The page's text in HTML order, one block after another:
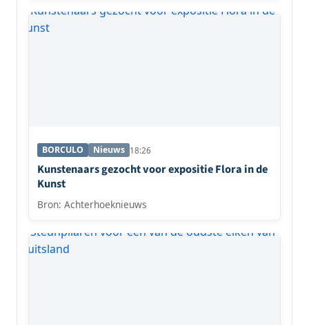
BORCULO Nieuws 18:26
Kunstenaars gezocht voor expositie Flora in de
Kunst
Bron: Achterhoeknieuws